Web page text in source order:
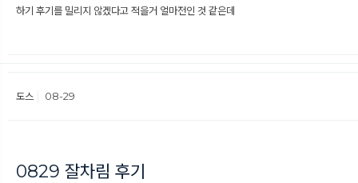
하기 후기를 밀리지 않겠다고 적을거 얼마전인 것 같은데
도스 08-29
0829 잘차림 후기